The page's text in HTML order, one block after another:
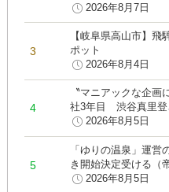
2026年8月7日
【岐阜県高山市】飛
ポット
2026年8月4日
〝マニアックな企
社3年目 渋谷真里登
2026年8月5日
「ゆりの温泉」運
き開始決定受ける（
2026年8月5日